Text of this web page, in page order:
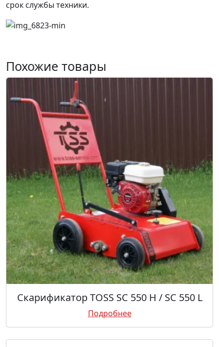
срок службы техники.
Похожие товары
Скарификатор TOSS SC 550 H / SC 550 L
Подробнее